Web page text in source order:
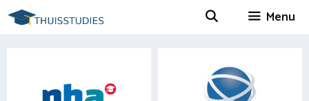
Spring
naar
Menu